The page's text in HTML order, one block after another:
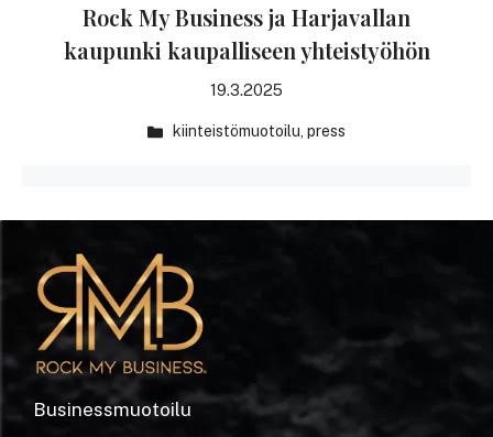
Rock My Business ja Harjavallan
kaupunki kaupalliseen yhteistyöhön
19.3.2025
kiinteistömuotoilu press
Businessmuotoilu